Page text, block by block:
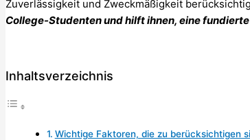
Zuverlässigkeit und Zweckmäßigkeit
College-Studenten und hilft ihnen, eine
Inhaltsverzeichnis
Wichtige Faktoren, die zu berücksichtigen